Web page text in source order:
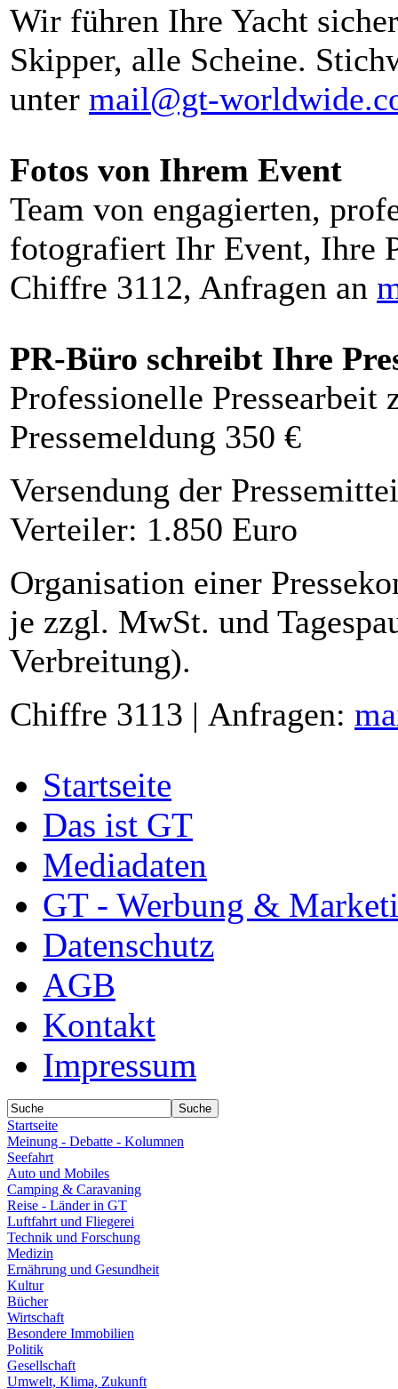
Wir führen Ihre Yacht
Skipper, alle Scheine.
unter mail@gt-
Fotos von Ihrem Event
Team von engagierten,
fotografiert Ihr Event, Ihre
Chiffre 3112, Anfragen an
PR-Büro schreibt Ihre
Professionelle Pressearbeit
Pressemeldung 350 €
Versendung der
Verteiler: 1.850 Euro
Organisation einer
je zzgl. MwSt. und
Verbreitung).
Chiffre 3113 | Anfragen:
Startseite
Das ist GT
Mediadaten
GT - Werbung &
Datenschutz
AGB
Kontakt
Impressum
Startseite
Meinung - Debatte - Kolumnen
Seefahrt
Auto und Mobiles
Camping & Caravaning
Reise - Länder in GT
Luftfahrt und Fliegerei
Technik und Forschung
Medizin
Ernährung und Gesundheit
Kultur
Bücher
Wirtschaft
Besondere Immobilien
Politik
Gesellschaft
Umwelt, Klima, Zukunft